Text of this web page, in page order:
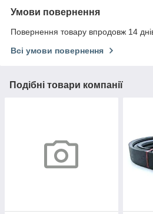
Умови повернення
Повернення товару впродовж 14
Всі умови повернення
Подібні товари компанії